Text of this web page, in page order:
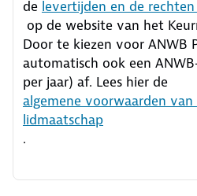
de levertijden en de
op de website van het
Door te kiezen voor ANWB
automatisch ook een
per jaar) af. Lees hier de
algemene voorwaarden
lidmaatschap
.